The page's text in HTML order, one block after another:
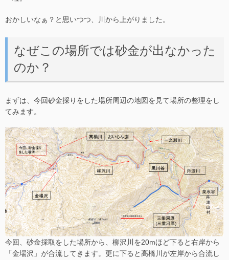
おかしいなぁ？と思いつつ、川から上がりました。
なぜこの場所では砂金が出なかった
のか？
まずは、今回砂金採りをした場所周辺の地図を見て場所の整理をし
てみます。
今回、砂金採取をした場所から、柳沢川を20mほど下ると右岸から
「金場沢」が合流してきます。更に下ると高橋川が左岸から合流し